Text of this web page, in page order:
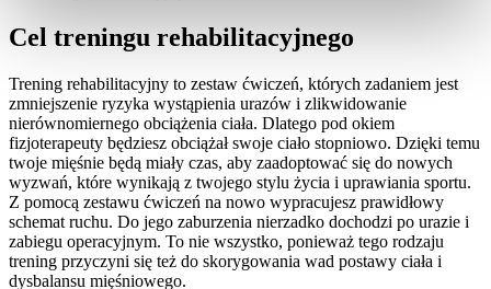
Cel treningu rehabilitacyjnego
Trening rehabilitacyjny to zestaw ćwiczeń, których zadaniem jest
zmniejszenie ryzyka wystąpienia urazów i zlikwidowanie
nierównomiernego obciążenia ciała. Dlatego pod okiem
fizjoterapeuty będziesz obciążał swoje ciało stopniowo. Dzięki temu
twoje mięśnie będą miały czas, aby zaadoptować się do nowych
wyzwań, które wynikają z twojego stylu życia i uprawiania sportu.
Z pomocą zestawu ćwiczeń na nowo wypracujesz prawidłowy
schemat ruchu. Do jego zaburzenia nierzadko dochodzi po urazie i
zabiegu operacyjnym. To nie wszystko, ponieważ tego rodzaju
trening przyczyni się też do skorygowania wad postawy ciała i
dysbalansu mięśniowego.